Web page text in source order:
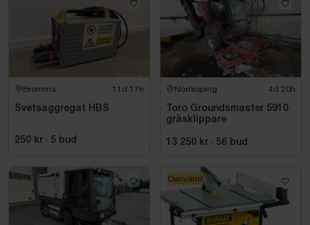
Bromma 11d 17h
Svetsaggregat HBS
250 kr · 5 bud
Norrköping 4d 20h
Toro Groundsmaster 5910
gräsklippare
13 250 kr · 56 bud
Oanvänd